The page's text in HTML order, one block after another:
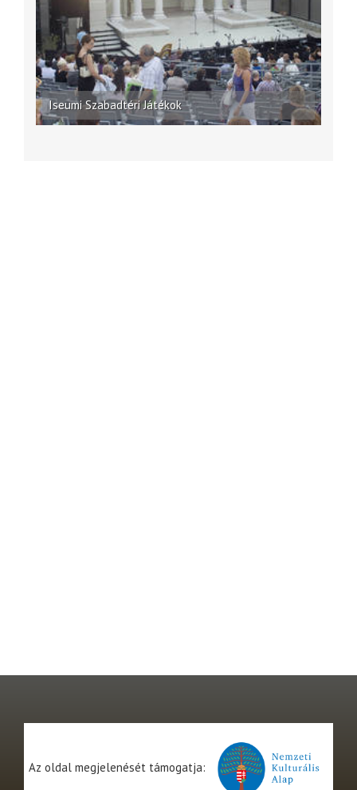
Iseumi Szabadtéri Játékok
Az oldal megjelenését támogatja: